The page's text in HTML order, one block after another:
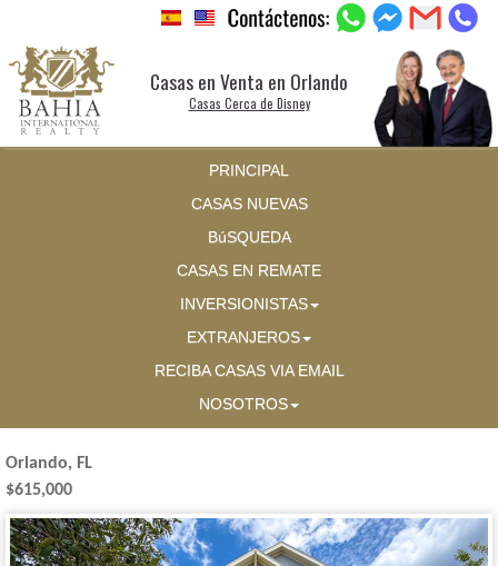
Casas en Venta en Orlando
Casas Cerca de Disney
PRINCIPAL
CASAS NUEVAS
BúSQUEDA
CASAS EN REMATE
INVERSIONISTAS
EXTRANJEROS
RECIBA CASAS VIA EMAIL
NOSOTROS
Orlando, FL
$615,000